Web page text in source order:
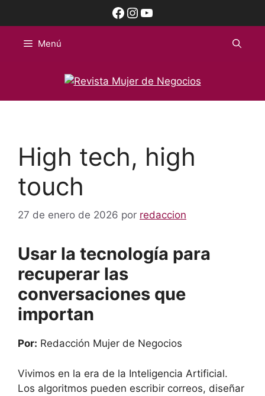
Facebook
Instagram
YouTube
Menú
High tech, high
touch
27 de enero de 2026 por redaccion
Usar la tecnología para
recuperar las
conversaciones que
importan
Por: Redacción Mujer de Negocios
Vivimos en la era de la Inteligencia Artificial.
Los algoritmos pueden escribir correos, diseñar